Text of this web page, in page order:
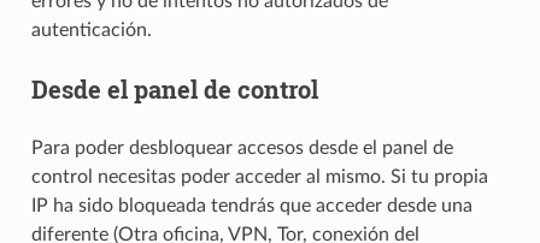
autenticación.
Desde el panel de control
Para poder desbloquear accesos desde el panel de
control necesitas poder acceder al mismo. Si tu propia
IP ha sido bloqueada tendrás que acceder desde una
diferente (Otra oficina, VPN, Tor, conexión del